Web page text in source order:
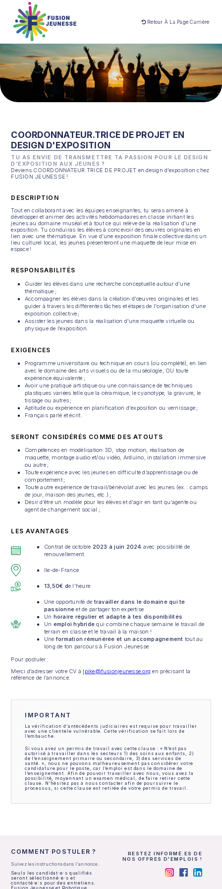
Retour À La Page Carrière
COORDONNATEUR.TRICE DE PROJET EN
DESIGN D'EXPOSITION
TU AS ENVIE DE TRANSMETTRE TA PASSION POUR LE DESIGN
D’EXPOSITION AUX JEUNES ?
Deviens COORDONNATEUR.TRICE DE PROJET en design d’exposition chez
FUSION JEUNESSE !
DESCRIPTION
Tout en collaborant avec les équipes enseignantes, tu seras amené à
développer et animer des activités hebdomadaires en classe initiant les
jeunes au domaine muséal et à tout ce qui relève de la réalisation d'une
exposition. Tu conduiras les élèves à concevoir des œuvres originales en
lien avec une thématique. En vue d'une exposition finale collective dans un
lieu culturel local, les jeunes présenteront une maquette de leur mise en
espace !
RESPONSABILITÉS
Guider les élèves dans une recherche conceptuelle autour d’une
thématique ;
Accompagner les élèves dans la création d'œuvres originales et les
guider à travers les différentes tâches et étapes de l'organisation d'une
exposition collective ;
Assister les jeunes dans la réalisation d'une maquette virtuelle ou
physique de l’exposition.
EXIGENCES
Programme universitaire ou technique en cours (ou complété), en lien
avec le domaine des arts visuels ou de la muséologie, OU toute
expérience équivalente ;
Avoir une pratique artistique ou une connaissance de techniques
plastiques variées telle que la céramique, le cyanotype, la gravure, le
tissage ou autres ;
Aptitude ou expérience en planification d'exposition ou vernissage ;
Français parlé et écrit.
SERONT CONSIDÉRÉS COMME DES ATOUTS
Compétences en modélisation 3D, stop motion, réalisation de
maquette, montage audio et/ou vidéo, Arduino, installation immersive
ou autre ;
Toute expérience avec les jeunes en difficulté d’apprentissage ou de
comportement ;
Toute autre expérience de travail/bénévolat avec les jeunes (ex. : camps
de jour, maison des jeunes, etc.) ;
Désir d’être un modèle pour les élèves et d’agir en tant qu’agente ou
agent de changement social ;
LES AVANTAGES
Contrat de octobre 2023 à juin 2024 avec possibilité de
renouvellement.
Ile-de-France
13,50€ de l’heure
Une opportunité de travailler dans le domaine qui te
passionneet de partager ton expertise
Un horaire régulier et adapté à tes disponibilités
Un emploi hybride qui combine chaque semaine le travail de
terrain en classe et le travail à la maison !
Uneformation rémunérée et un accompagnement tout au
long de ton parcours à Fusion Jeunesse
Pour postuler :
Merci d’adresser votre CV à lpike@fusionjeunesse.org en précisant la
référence de l’annonce.
IMPORTANT
La vérification d’antécédents judiciaires est requise pour travailler
avec une clientèle vulnérable. Cette vérification se fait lors de
l’embauche.
Si vous avez un permis de travail avec cette clause : « N’est pas
autorisé à travailler dans les secteurs 1) des soins aux enfants, 2)
de l’enseignement primaire ou secondaire, 3) des services de
santé. », nous ne pouvons malheureusement pas considérer votre
candidature pour le poste, car l’emploi est dans le domaine de
l’enseignement. Afin de pouvoir travailler avec nous, vous avez la
possibilité, moyennant un examen médical, de faire retirer cette
clause. N’hésitez pas à nous contacter afin de poursuivre le
processus, si cette clause est retirée de votre permis de travail.
COMMENT POSTULER ?
Suivez les instructions dans l'annonce.
Seuls les candidat·e·s qualifiés
seront sélectionné·e·s et
contacté·e·s pour des entretiens.
RESTEZ INFORMÉ.ES DE
NOS OFFRES D'EMPLOIS !